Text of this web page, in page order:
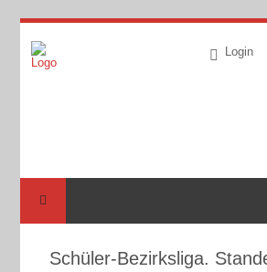
Login
Schüler-Bezirksliga.